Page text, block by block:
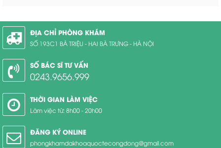
ĐỊA CHỈ PHÒNG KHÁM
SỐ 193C1 BÀ TRIỆU - HAI BÀ TRƯNG - HÀ NỘI
SỐ BÁC SĨ TƯ VẤN
0243.9656.999
THỜI GIAN LÀM VIỆC
Làm việc từ: 8h00 - 20h00
ĐĂNG KÝ ONLINE
phongkhamdakhoaquoctecongdong@gmail.com